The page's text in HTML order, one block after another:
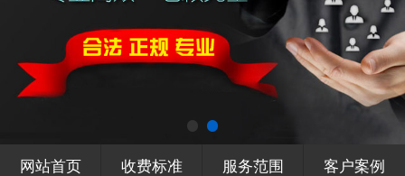
网站首页 收费标准 服务范围 客户案例